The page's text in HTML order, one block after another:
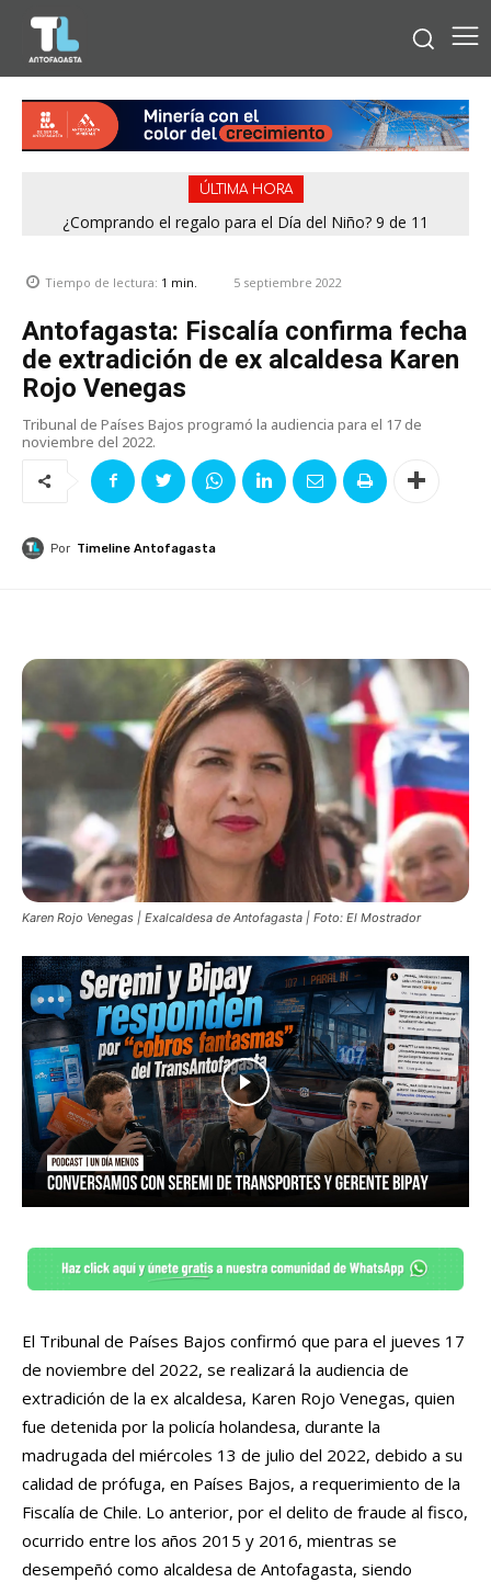
ÚLTIMA HORA
¿Comprando el regalo para el Día del Niño? 9 de 11
Tiempo de lectura: 1 min. 5 septiembre 2022
Antofagasta: Fiscalía confirma fecha
de extradición de ex alcaldesa Karen
Rojo Venegas
Tribunal de Países Bajos programó la audiencia para el 17 de
noviembre del 2022.
Por Timeline Antofagasta
Karen Rojo Venegas | Exalcaldesa de Antofagasta | Foto: El Mostrador
El Tribunal de Países Bajos confirmó que para el jueves 17
de noviembre del 2022, se realizará la audiencia de
extradición de la ex alcaldesa, Karen Rojo Venegas, quien
fue detenida por la policía holandesa, durante la
madrugada del miércoles 13 de julio del 2022, debido a su
calidad de prófuga, en Países Bajos, a requerimiento de la
Fiscalía de Chile. Lo anterior, por el delito de fraude al fisco,
ocurrido entre los años 2015 y 2016, mientras se
desempeñó como alcaldesa de Antofagasta, siendo